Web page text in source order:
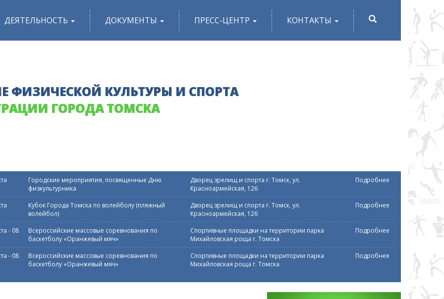
ДЕЯТЕЛЬНОСТЬ ДОКУМЕНТЫ ПРЕСС-ЦЕНТР КОНТАКТЫ
ФИЗИЧЕСКОЙ КУЛЬТУРЫ И СПОРТА
ГОРОДА ТОМСКА
Городские мероприятия, посвященные Дню
физкультурника
Дворец зрелищ и спорта г. Томск, ул.
Красноармейская, 126
Подробнее
Кубок Города Томска по волейболу (пляжный
волейбол)
Дворец зрелищ и спорта г. Томск, ул.
Красноармейская, 126
Подробнее
- 08
Всероссийские массовые соревнования по
баскетболу «Оранжевый мяч»
Спортивные площадки на территории парка
Михайловская роща г. Томска
Подробнее
- 08
Всероссийские массовые соревнования по
баскетболу «Оранжевый мяч»
Спортивные площадки на территории парка
Михайловская роща г. Томска
Подробнее